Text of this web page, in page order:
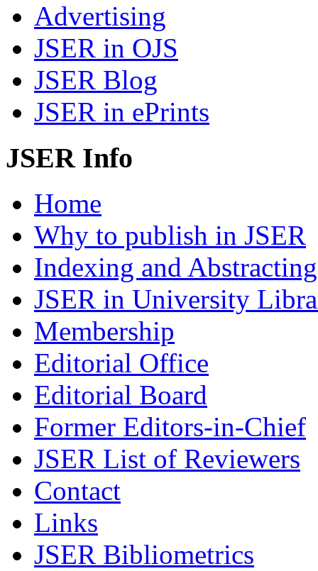
Advertising
JSER in OJS
JSER Blog
JSER in ePrints
JSER Info
Home
Why to publish in JSER
Indexing and Abstracting
JSER in University
Membership
Editorial Office
Editorial Board
Former Editors-in-Chief
JSER List of Reviewers
Contact
Links
JSER Bibliometrics